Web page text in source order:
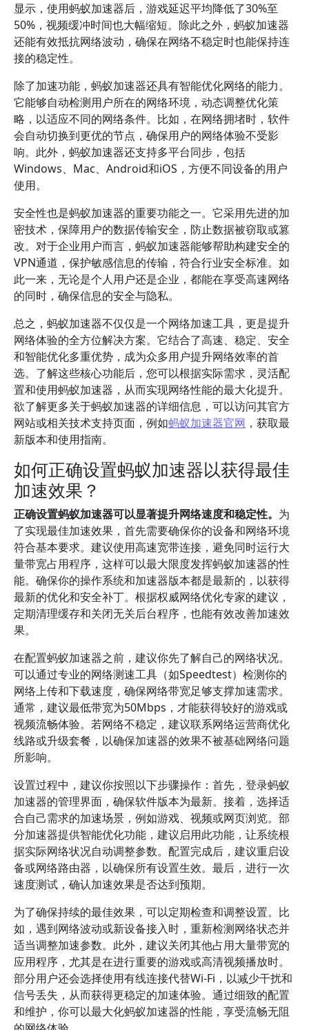
显示，使用蚂蚁加速器后，游戏延迟平均降低了30%至
50%，视频缓冲时间也大幅缩短。除此之外，蚂蚁加速器
还能有效抵抗网络波动，确保在网络不稳定时也能保持连
接的稳定性。
除了加速功能，蚂蚁加速器还具有智能优化网络的能力。
它能够自动检测用户所在的网络环境，动态调整优化策
略，以适应不同的网络条件。比如，在网络拥堵时，软件
会自动切换到更优的节点，确保用户的网络体验不受影
响。此外，蚂蚁加速器还支持多平台同步，包括
Windows、Mac、Android和iOS，方便不同设备的用户
使用。
安全性也是蚂蚁加速器的重要功能之一。它采用先进的加
密技术，保障用户的数据传输安全，防止数据被窃取或篡
改。对于企业用户而言，蚂蚁加速器能够帮助构建安全的
VPN通道，保护敏感信息的传输，符合行业安全标准。如
此一来，无论是个人用户还是企业，都能在享受高速网络
的同时，确保信息的安全与隐私。
总之，蚂蚁加速器不仅仅是一个网络加速工具，更是提升
网络体验的全方位解决方案。它结合了高速、稳定、安全
和智能优化多重优势，成为众多用户提升网络效率的首
选。了解这些核心功能后，您可以根据实际需求，灵活配
置和使用蚂蚁加速器，从而实现网络性能的最大化提升。
欲了解更多关于蚂蚁加速器的详细信息，可以访问其官方
网站或相关技术支持页面，例如蚂蚁加速器官网 ，获取最
新版本和使用指南。
如何正确设置蚂蚁加速器以获得最佳
加速效果？
正确设置蚂蚁加速器可以显著提升网络速度和稳定性。 为
了实现最佳加速效果，首先需要确保你的设备和网络环境
符合基本要求。建议使用高速宽带连接，避免同时运行大
量带宽占用程序，这样可以最大限度发挥蚂蚁加速器的性
能。确保你的操作系统和加速器版本都是最新的，以获得
最新的优化和安全补丁。根据权威网络优化专家的建议，
定期清理缓存和关闭无关后台程序，也能有效改善加速效
果。
在配置蚂蚁加速器之前，建议你先了解自己的网络状况。
可以通过专业的网络测速工具（如Speedtest）检测你的
网络上传和下载速度，确保网络带宽足够支撑加速需求。
通常，建议最低带宽为50Mbps，才能获得较好的游戏或
视频流畅体验。若网络不稳定，建议联系网络运营商优化
线路或升级套餐，以确保加速器的效果不被基础网络问题
所影响。
设置过程中，建议你按照以下步骤操作：首先，登录蚂蚁
加速器的管理界面，确保软件版本为最新。接着，选择适
合自己需求的加速场景，例如游戏、视频或网页浏览。部
分加速器提供智能优化功能，建议启用此功能，让系统根
据实际网络状况自动调整参数。配置完成后，建议重启设
备或网络路由器，以确保所有设置生效。最后，进行一次
速度测试，确认加速效果是否达到预期。
为了确保持续的最佳效果，可以定期检查和调整设置。比
如，遇到网络波动或新设备接入时，重新检测网络状态并
适当调整加速参数。此外，建议关闭其他占用大量带宽的
应用程序，尤其是在进行重要的游戏或高清视频播放时。
部分用户还会选择使用有线连接代替Wi-Fi，以减少干扰和
信号丢失，从而获得更稳定的加速体验。通过细致的配置
和维护，你可以最大化蚂蚁加速器的性能，享受流畅无阻